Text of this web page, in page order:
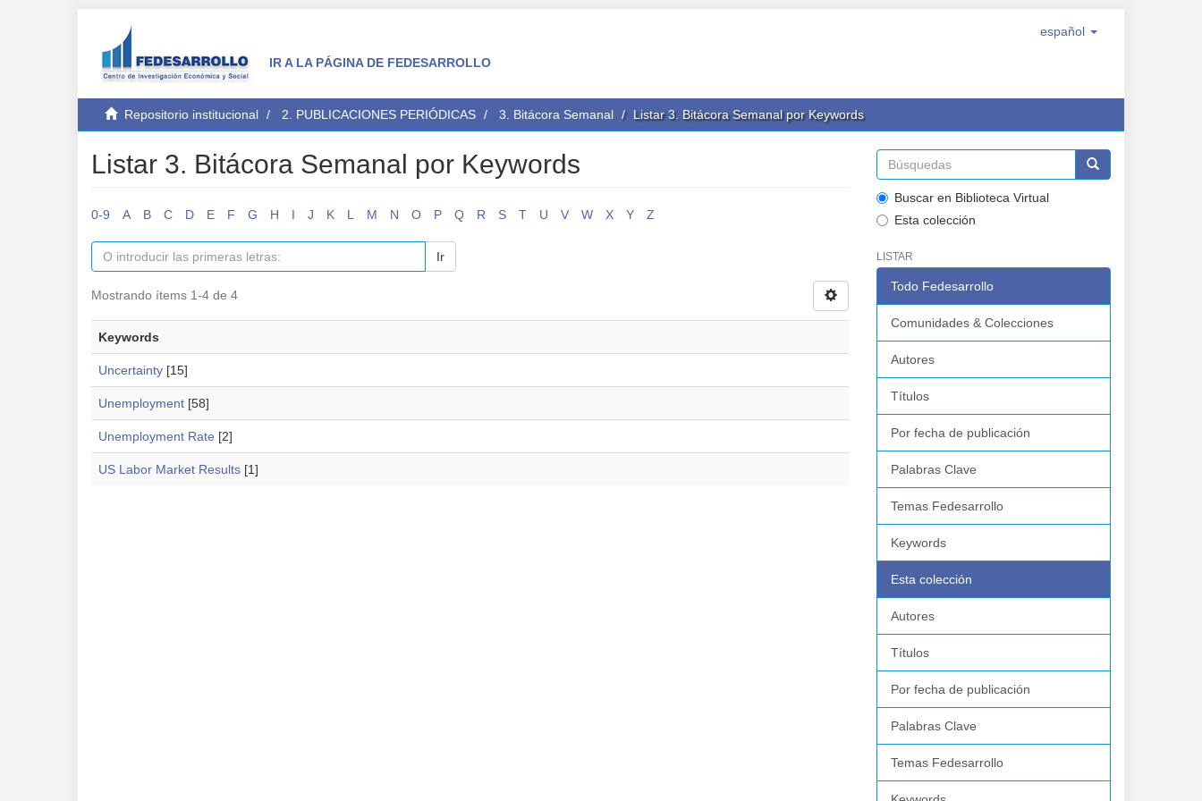
IR A LA PÁGINA DE FEDESARROLLO
español
Repositorio institucional 2. PUBLICACIONES PERIÓDICAS 3. Bitácora Semanal Listar 3. Bitácora Semanal por Keywords
Listar 3. Bitácora Semanal por Keywords
0-9 A B C D E F G H I J K L M N O P Q R S T U V W X Y Z
Ir
Mostrando ítems 1-4 de 4
Keywords
Uncertainty [15]
Unemployment [58]
Unemployment Rate [2]
US Labor Market Results [1]
Buscar en Biblioteca Virtual
Esta colección
LISTAR
Todo Fedesarrollo
Comunidades & Colecciones
Autores
Títulos
Por fecha de publicación
Palabras Clave
Temas Fedesarrollo
Keywords
Esta colección
Autores
Títulos
Por fecha de publicación
Palabras Clave
Temas Fedesarrollo